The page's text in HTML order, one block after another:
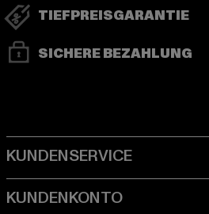
TIEFPREISGARANTIE
SICHERE BEZAHLUNG